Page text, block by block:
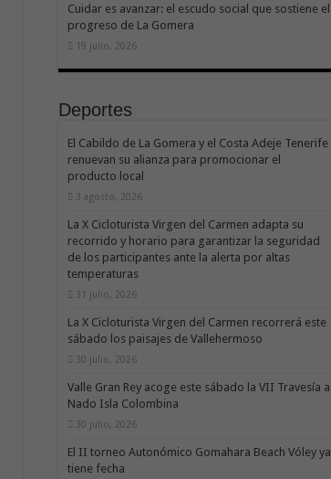
Cuidar es avanzar: el escudo social que sostiene el
progreso de La Gomera
19 julio, 2026
Deportes
El Cabildo de La Gomera y el Costa Adeje Tenerife
renuevan su alianza para promocionar el
producto local
3 agosto, 2026
La X Cicloturista Virgen del Carmen adapta su
recorrido y horario para garantizar la seguridad
de los participantes ante la alerta por altas
temperaturas
31 julio, 2026
La X Cicloturista Virgen del Carmen recorrerá este
sábado los paisajes de Vallehermoso
30 julio, 2026
Valle Gran Rey acoge este sábado la VII Travesía a
Nado Isla Colombina
30 julio, 2026
El II torneo Autonómico Gomahara Beach Vóley ya
tiene fecha